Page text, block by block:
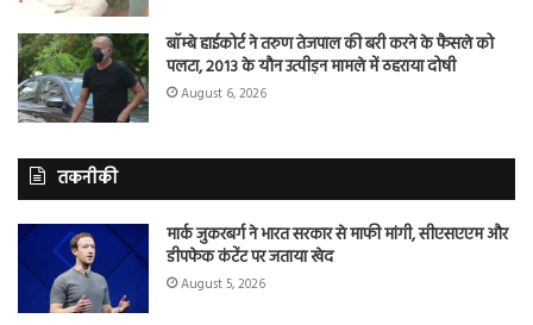
बॉम्बे हाईकोर्ट ने तरुण तेजपाल की बरी करने के फैसले को
पलटा, 2013 के यौन उत्पीड़न मामले में ठहराया दोषी
August 6, 2026
तकनीकी
मार्क जुकरबर्ग ने भारत सरकार से माफी मांगी, सीएसएएम और
डीपफेक कंटेंट पर जताया खेद
August 5, 2026